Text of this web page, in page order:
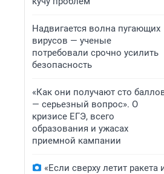
Надвигается волна пугающих
вирусов — ученые
потребовали срочно усилить
безопасность
«Как они получают сто
— серьезный вопрос». О
кризисе ЕГЭ, всего
образования и ужасах
приемной кампании
«Если сверху летит ракета